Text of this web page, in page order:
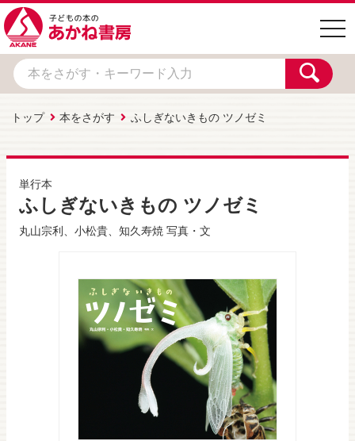
トップ 本をさがす ふしぎないきもの ツノゼミ
単行本
ふしぎないきもの ツノゼミ
丸山宗利 小松貴 知久寿焼 写真・文